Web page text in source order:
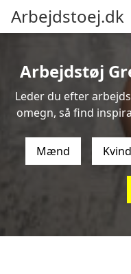
Arbejdstoej.dk
Arbejdstøj
Leder du efter
omegn, så find
Mænd